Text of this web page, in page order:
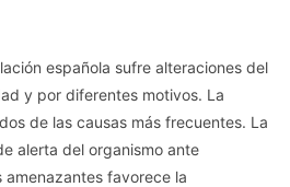
española sufre alteraciones del
y por diferentes motivos. La
de las causas más frecuentes. La
alerta del organismo ante
favorece la